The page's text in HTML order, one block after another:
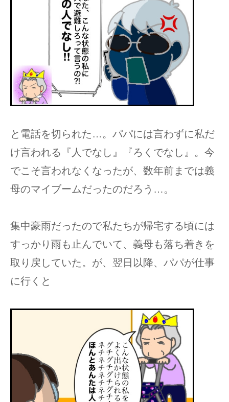
と電話を切られた…。パパには言わずに私だ
け言われる『人でなし』『ろくでなし』。今
でこそ言われなくなったが、数年前までは義
母のマイブームだったのだろう…。
集中豪雨だったので私たちが帰宅する頃には
すっかり雨も止んでいて、義母も落ち着きを
取り戻していた。が、翌日以降、パパが仕事
に行くと